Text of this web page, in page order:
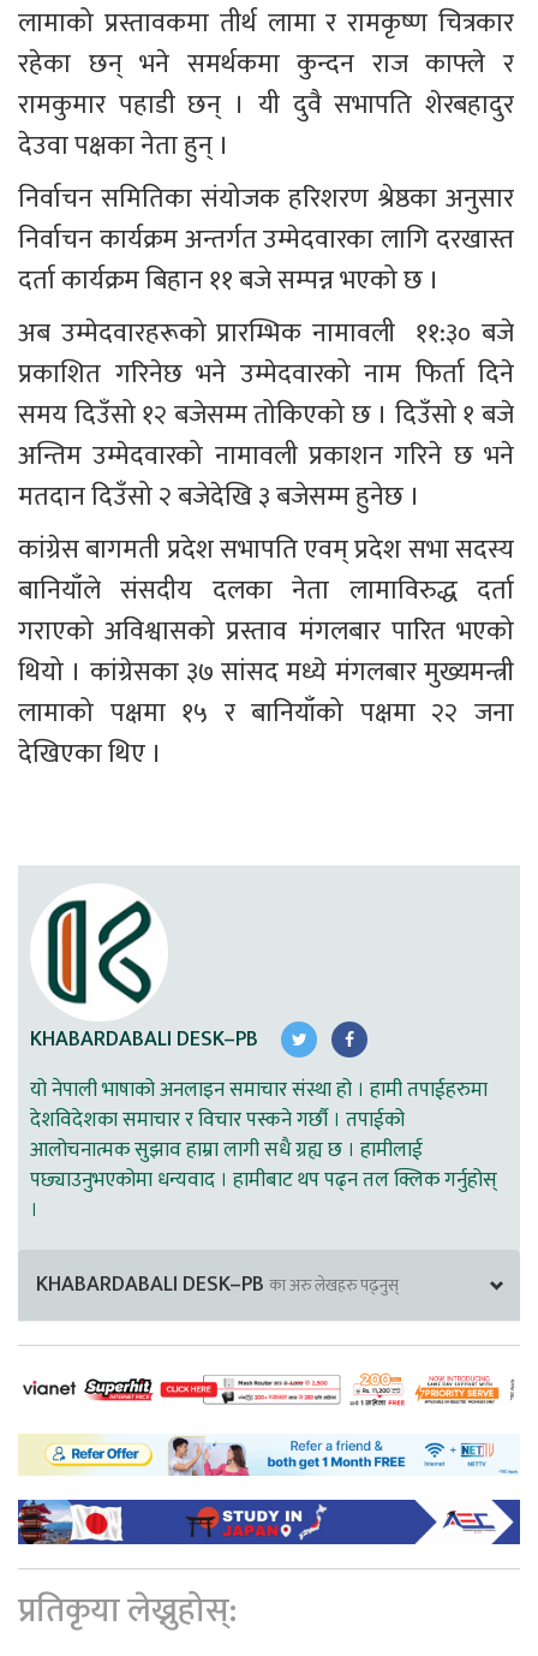
लामाको प्रस्तावकमा तीर्थ लामा र रामकृष्ण चित्रकार
रहेका छन् भने समर्थकमा कुन्दन राज काफ्ले र
रामकुमार पहाडी छन् । यी दुवै सभापति शेरबहादुर
देउवा पक्षका नेता हुन् ।
निर्वाचन समितिका संयोजक हरिशरण श्रेष्ठका अनुसार
निर्वाचन कार्यक्रम अन्तर्गत उम्मेदवारका लागि दरखास्त
दर्ता कार्यक्रम बिहान ११ बजे सम्पन्न भएको छ ।
अब उम्मेदवारहरूको प्रारम्भिक नामावली  ११:३० बजे
प्रकाशित गरिनेछ भने उम्मेदवारको नाम फिर्ता दिने
समय दिउँसो १२ बजेसम्म तोकिएको छ । दिउँसो १ बजे
अन्तिम उम्मेदवारको नामावली प्रकाशन गरिने छ भने
मतदान दिउँसो २ बजेदेखि ३ बजेसम्म हुनेछ ।
कांग्रेस बागमती प्रदेश सभापति एवम् प्रदेश सभा सदस्य
बानियाँले संसदीय दलका नेता लामाविरुद्ध दर्ता
गराएको अविश्वासको प्रस्ताव मंगलबार पारित भएको
थियो । कांग्रेसका ३७ सांसद मध्ये मंगलबार मुख्यमन्त्री
लामाको पक्षमा १५ र बानियाँको पक्षमा २२ जना
देखिएका थिए ।
KHABARDABALI DESK–PB
यो नेपाली भाषाको अनलाइन समाचार संस्था हो । हामी तपाईहरुमा
देशविदेशका समाचार र विचार पस्कने गर्छौ । तपाईको
आलोचनात्मक सुझाव हाम्रा लागी सधै ग्रह्य छ । हामीलाई
पछ्याउनुभएकोमा धन्यवाद । हामीबाट थप पढ्न तल क्लिक गर्नुहोस्
।
KHABARDABALI DESK–PB का अरु लेखहरु पढ्नुस्
प्रतिकृया लेख्नुहोस्: